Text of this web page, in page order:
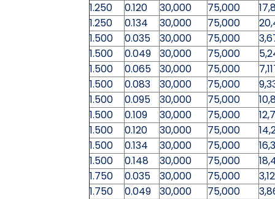
1.250
0.120 30,000 75,000
1.250
0.134 30,000 75,000
1.500
0.035 30,000 75,000
1.500
0.049 30,000 75,000
1.500
0.065 30,000 75,000
1.500
0.083 30,000 75,000
1.500
0.095 30,000 75,000
1.500
0.109 30,000 75,000
1.500
0.120 30,000 75,000
1.500
0.134 30,000 75,000
1.500
0.148 30,000 75,000
1.750
0.035 30,000 75,000
1.750
0.049 30,000 75,000